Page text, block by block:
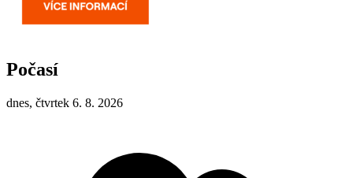
Počasí
dnes, čtvrtek 6. 8. 2026